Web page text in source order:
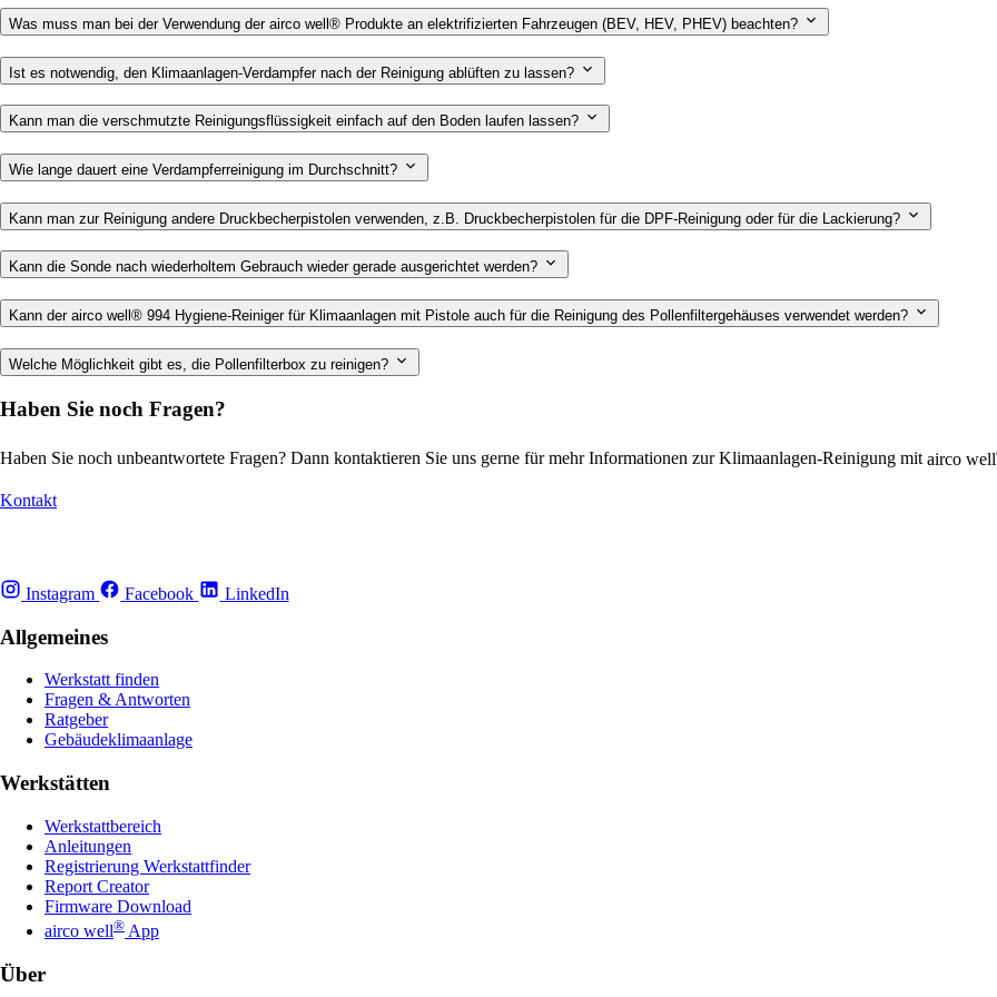
Was muss man bei der Verwendung der airco well® Produkte an elektrifizierten Fahrzeugen (BEV, HEV, PHEV) beachten?
Ist es notwendig, den Klimaanlagen-Verdampfer nach der Reinigung ablüften zu lassen?
Kann man die verschmutzte Reinigungsflüssigkeit einfach auf den Boden laufen lassen?
Wie lange dauert eine Verdampferreinigung im Durchschnitt?
Kann man zur Reinigung andere Druckbecherpistolen verwenden, z.B. Druckbecherpistolen für die DPF-Reinigung oder für die Lackierung?
Kann die Sonde nach wiederholtem Gebrauch wieder gerade ausgerichtet werden?
Kann der airco well® 994 Hygiene-Reiniger für Klimaanlagen mit Pistole auch für die Reinigung des Pollenfiltergehäuses verwendet werden?
Welche Möglichkeit gibt es, die Pollenfilterbox zu reinigen?
Haben Sie noch Fragen?
Haben Sie noch unbeantwortete Fragen? Dann kontaktieren Sie uns gerne für mehr Informationen zur Klimaanlagen-Reinigung mitairco well
Kontakt
Instagram Facebook LinkedIn
Allgemeines
Werkstatt finden
Fragen & Antworten
Ratgeber
Gebäudeklimaanlage
Werkstätten
Werkstattbereich
Anleitungen
Registrierung Werkstattfinder
Report Creator
Firmware Download
airco well® App
Über